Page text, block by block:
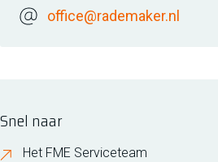
office@rademaker.nl
Snel naar
Het FME Serviceteam